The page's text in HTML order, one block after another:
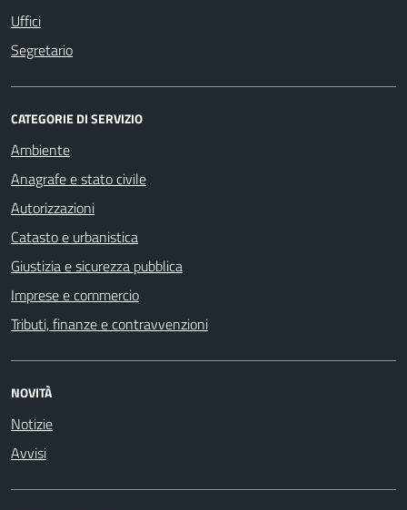
Uffici
Segretario
CATEGORIE DI SERVIZIO
Ambiente
Anagrafe e stato civile
Autorizzazioni
Catasto e urbanistica
Giustizia e sicurezza pubblica
Imprese e commercio
Tributi, finanze e contravvenzioni
NOVITÀ
Notizie
Avvisi